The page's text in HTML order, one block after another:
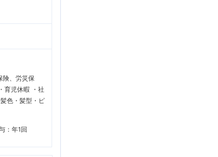
険、労災保
育児休暇 ・社
色・髪型・ピ
：年1回